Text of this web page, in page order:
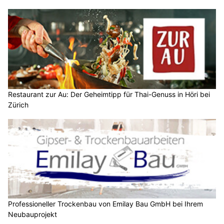
Restaurant zur Au: Der Geheimtipp für Thai-Genuss in Höri bei
Zürich
Professioneller Trockenbau von Emilay Bau GmbH bei Ihrem
Neubauprojekt